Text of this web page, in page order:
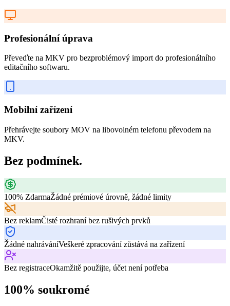
Profesionální úprava
Převeďte na MKV pro bezproblémový import do profesionálního
editačního softwaru.
Mobilní zařízení
Přehrávejte soubory MOV na libovolném telefonu převodem na
MKV.
Bez podmínek.
100% ZdarmaŽádné prémiové úrovně, žádné limity
Bez reklamČisté rozhraní bez rušivých prvků
Žádné nahráváníVeškeré zpracování zůstává na zařízení
Bez registraceOkamžitě použijte, účet není potřeba
100% soukromé